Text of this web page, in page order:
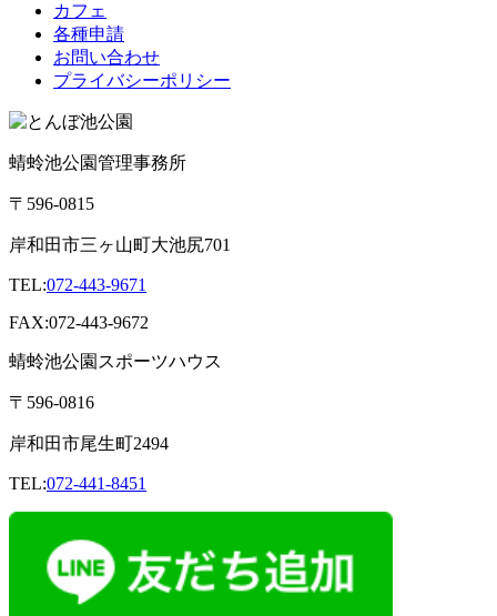
カフェ
各種申請
お問い合わせ
プライバシーポリシー
蜻蛉池公園管理事務所
〒596-0815
岸和田市三ヶ山町大池尻701
TEL:072-443-9671
FAX:072-443-9672
蜻蛉池公園スポーツハウス
〒596-0816
岸和田市尾生町2494
TEL:072-441-8451